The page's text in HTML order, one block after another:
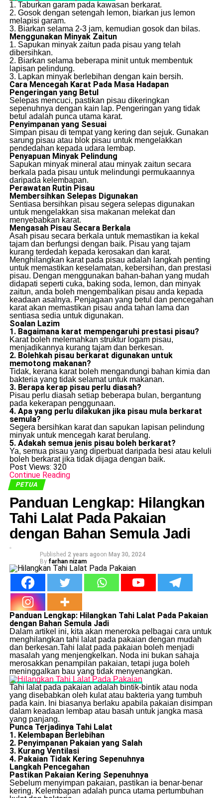
1. Taburkan garam pada kawasan berkarat.
2. Gosok dengan setengah lemon, biarkan jus lemon
melapisi garam.
3. Biarkan selama 2-3 jam, kemudian gosok dan bilas.
Menggunakan Minyak Zaitun
1. Sapukan minyak zaitun pada pisau yang telah
dibersihkan.
2. Biarkan selama beberapa minit untuk membentuk
lapisan pelindung.
3. Lapkan minyak berlebihan dengan kain bersih.
Cara Mencegah Karat Pada Masa Hadapan
Pengeringan yang Betul
Selepas mencuci, pastikan pisau dikeringkan
sepenuhnya dengan kain lap. Pengeringan yang tidak
betul adalah punca utama karat.
Penyimpanan yang Sesuai
Simpan pisau di tempat yang kering dan sejuk. Gunakan
sarung pisau atau blok pisau untuk mengelakkan
pendedahan kepada udara lembap.
Penyapuan Minyak Pelindung
Sapukan minyak mineral atau minyak zaitun secara
berkala pada pisau untuk melindungi permukaannya
daripada kelembapan.
Perawatan Rutin Pisau
Membersihkan Selepas Digunakan
Sentiasa bersihkan pisau segera selepas digunakan
untuk mengelakkan sisa makanan melekat dan
menyebabkan karat.
Mengasah Pisau Secara Berkala
Asah pisau secara berkala untuk memastikan ia kekal
tajam dan berfungsi dengan baik. Pisau yang tajam
kurang terdedah kepada kerosakan dan karat.
Menghilangkan karat pada pisau adalah langkah penting
untuk memastikan keselamatan, kebersihan, dan prestasi
pisau. Dengan menggunakan bahan-bahan yang mudah
didapati seperti cuka, baking soda, lemon, dan minyak
zaitun, anda boleh mengembalikan pisau anda kepada
keadaan asalnya. Penjagaan yang betul dan pencegahan
karat akan memastikan pisau anda tahan lama dan
sentiasa sedia untuk digunakan.
Soalan Lazim
1. Bagaimana karat mempengaruhi prestasi pisau?
Karat boleh melemahkan struktur logam pisau,
menjadikannya kurang tajam dan berkesan.
2. Bolehkah pisau berkarat digunakan untuk
memotong makanan?
Tidak, kerana karat boleh mengandungi bahan kimia dan
bakteria yang tidak selamat untuk makanan.
3. Berapa kerap pisau perlu diasah?
Pisau perlu diasah setiap beberapa bulan, bergantung
pada kekerapan penggunaan.
4. Apa yang perlu dilakukan jika pisau mula berkarat
semula?
Segera bersihkan karat dan sapukan lapisan pelindung
minyak untuk mencegah karat berulang.
5. Adakah semua jenis pisau boleh berkarat?
Ya, semua pisau yang diperbuat daripada besi atau keluli
boleh berkarat jika tidak dijaga dengan baik.
Post Views: 320
Continue Reading
PETUA
Panduan Lengkap: Hilangkan
Tahi Lalat Pada Pakaian
dengan Bahan Semula Jadi
Published 2 years agoon May 30, 2024
By farhan nizam
Panduan Lengkap: Hilangkan Tahi Lalat Pada Pakaian
dengan Bahan Semula Jadi
Dalam artikel ini, kita akan meneroka pelbagai cara untuk
menghilangkan tahi lalat pada pakaian dengan mudah
dan berkesan.Tahi lalat pada pakaian boleh menjadi
masalah yang menjengkelkan. Noda ini bukan sahaja
merosakkan penampilan pakaian, tetapi juga boleh
meninggalkan bau yang tidak menyenangkan.
Tahi lalat pada pakaian adalah bintik-bintik atau noda
yang disebabkan oleh kulat atau bakteria yang tumbuh
pada kain. Ini biasanya berlaku apabila pakaian disimpan
dalam keadaan lembap atau basah untuk jangka masa
yang panjang.
Punca Terjadinya Tahi Lalat
1. Kelembapan Berlebihan
2. Penyimpanan Pakaian yang Salah
3. Kurang Ventilasi
4. Pakaian Tidak Kering Sepenuhnya
Langkah Pencegahan
Pastikan Pakaian Kering Sepenuhnya
Sebelum menyimpan pakaian, pastikan ia benar-benar
kering. Kelembapan adalah punca utama pertumbuhan